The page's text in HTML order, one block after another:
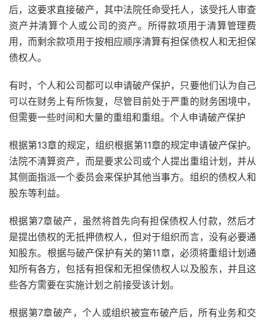
后，这要求直接破产，其中法院任命受托人，该受托人审查
资产并清算个人或公司的资产。所得款项用于清算管理费
用，而剩余款项用于按相应顺序清算有担保债权人和无担保
债权人。
有时，个人和公司都可以申请破产保护，只要他们认为自己
可以在财务上有所恢复，尽管目前处于严重的财务困境中，
但需要一些时间和大量的重组和重组。个人申请破产保护
根据第13章的规定，组织根据第11章的规定申请破产保护。
法院不清算资产，而是要求公司或个人提出重组计划，并从
其侧面指派一个委员会来保护其他当事方。组织的债权人和
股东等利益。
根据第7章破产，虽然将首先向有担保债权人付款，然后才
是提出债权的无抵押债权人，但对于组织而言，没有必要通
知股东。根据与破产保护有关的第11章，必须将重组计划通
知所有各方，包括有担保和无担保债权人以及股东，并且这
些各方需要在实施计划之前接受该计划。
根据第7章破产，个人或组织被宣布破产后，所有业务和交